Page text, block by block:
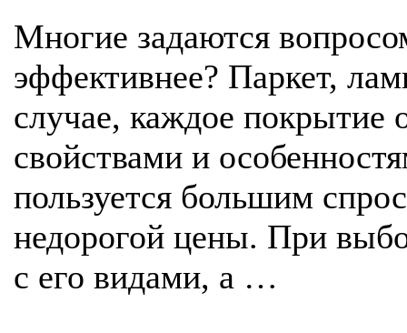
Многие задаются
эффективнее? Паркет,
случае, каждое покрытие
свойствами и
пользуется большим
недорогой цены. При
с его видами, а …